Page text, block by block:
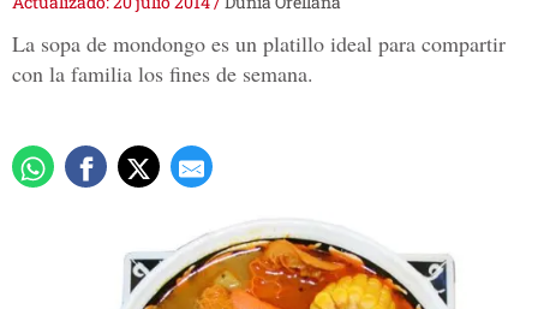
La sopa de mondongo es un platillo ideal para compartir
con la familia los fines de semana.